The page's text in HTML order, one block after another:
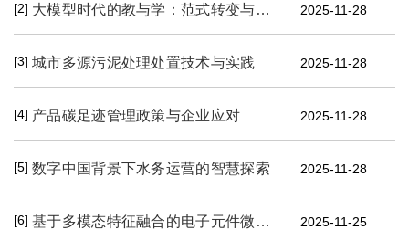
[2] 大模型时代的教与学：范式转变与思维重塑 2025-11-28
[3] 城市多源污泥处理处置技术与实践 2025-11-28
[4] 产品碳足迹管理政策与企业应对 2025-11-28
[5] 数字中国背景下水务运营的智慧探索 2025-11-28
[6] 基于多模态特征融合的电子元件微缺陷视觉检测大模型 2025-11-25